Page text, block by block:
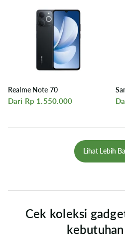
Realme Note 70
Dari Rp 1.550.000
Lihat Lebih
Cek koleksi